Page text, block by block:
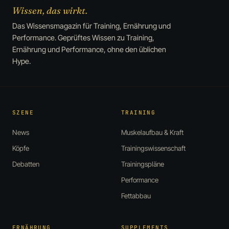
Wissen, das wirkt.
Das Wissensmagazin für Training, Ernährung und
Performance. Geprüftes Wissen zu Training,
Ernährung und Performance, ohne den üblichen
Hype.
SZENE
News
Köpfe
Debatten
TRAINING
Muskelaufbau & Kraft
Trainingswissenschaft
Trainingspläne
Performance
Fettabbau
ERNÄHRUNG SUPPLEMENTS